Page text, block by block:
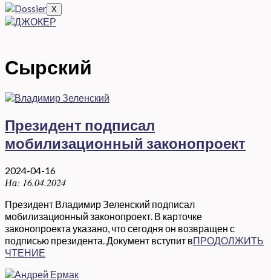
X
Сырский
Президент подписал
мобилизационный законопроект
2024-04-16
На: 16.04.2024
Президент Владимир Зеленский подписал
мобилизационный законопроект. В карточке
законопроекта указано, что сегодня он возвращен с
подписью президента. Документ вступит вПРОДОЛЖИТЬ
ЧТЕНИЕ